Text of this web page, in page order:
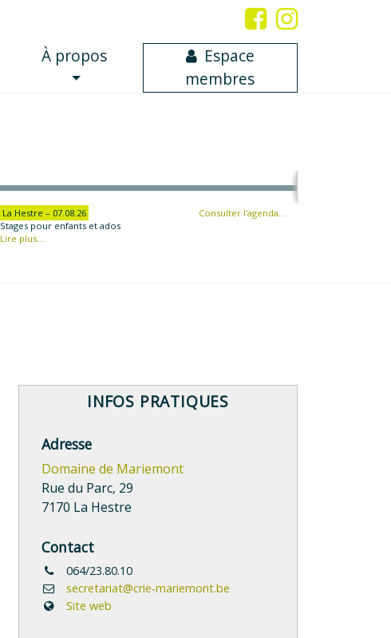
À propos
Espace
membres
La Hestre – 07.08.26
Stages pour enfants et ados
Lire plus...
Consulter l'agenda…
INFOS PRATIQUES
Adresse
Domaine de Mariemont
Rue du Parc, 29
7170 La Hestre
Contact
064/23.80.10
secretariat@crie-mariemont.be
Site web